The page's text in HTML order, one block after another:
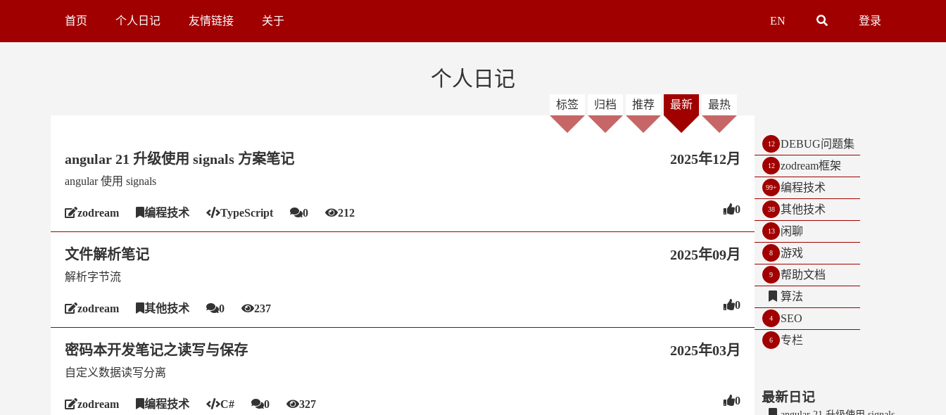
首页 个人日记 友情链接 关于 EN 登录
个人日记
DEBUG问题集
12
zodream框架
12
编程技术
99+
其他技术
38
闲聊
13
游戏
8
帮助文档
9
算法
SEO
4
专栏
6
最新日记
标签 归档 推荐 最新 最热
angular 21 升级使用 signals 方案笔记 2025年12月
angular 使用 signals
zodream 编程技术 TypeScript 0 0
212
文件解析笔记 2025年09月
解析字节流
zodream 其他技术 0 0
237
密码本开发笔记之读写与保存 2025年03月
自定义数据读写分离
zodream 编程技术 C# 0 0
327